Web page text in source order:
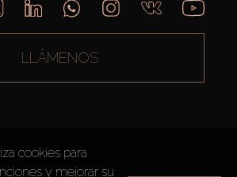
LLÁMENOS
cookies para
y mejorar su